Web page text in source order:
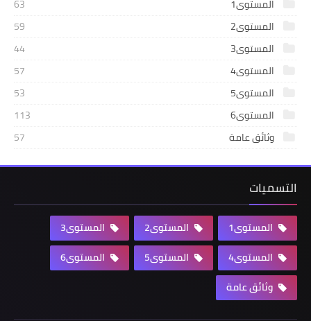
المستوى1
63
المستوى2
59
المستوى3
44
المستوى4
57
المستوى5
53
المستوى6
113
وثائق عامة
57
التسميات
المستوى1 المستوى2
المستوى3
المستوى4
المستوى5
المستوى6
وثائق عامة